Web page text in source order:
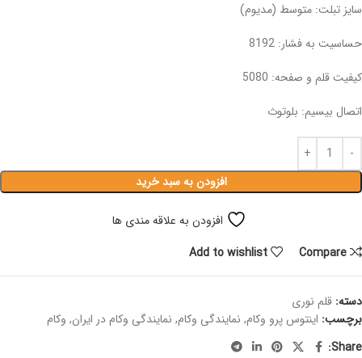
سایز تبلت: متوسط (مدیوم)
حساسیت به فشار: 8192
کیفیت قلم و صفحه: 5080
اتصال بیسیم: بلوتوث
افزودن به سبد خرید
افزودن به علاقه مندی ها
Compare
Add to wishlist
دسته: قلم نوری
برچسب: اینتوس پرو وکام, نمایندگی وکام, نمایندگی وکام در ایران, وکام
Share: